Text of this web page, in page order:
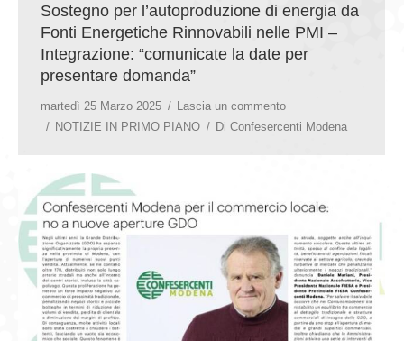
Sostegno per l’autoproduzione di energia da
Fonti Energetiche Rinnovabili nelle PMI –
Integrazione: “comunicate la date per
presentare domanda”
martedì 25 Marzo 2025
Lascia un commento
NOTIZIE IN PRIMO PIANO
Di Confesercenti Modena